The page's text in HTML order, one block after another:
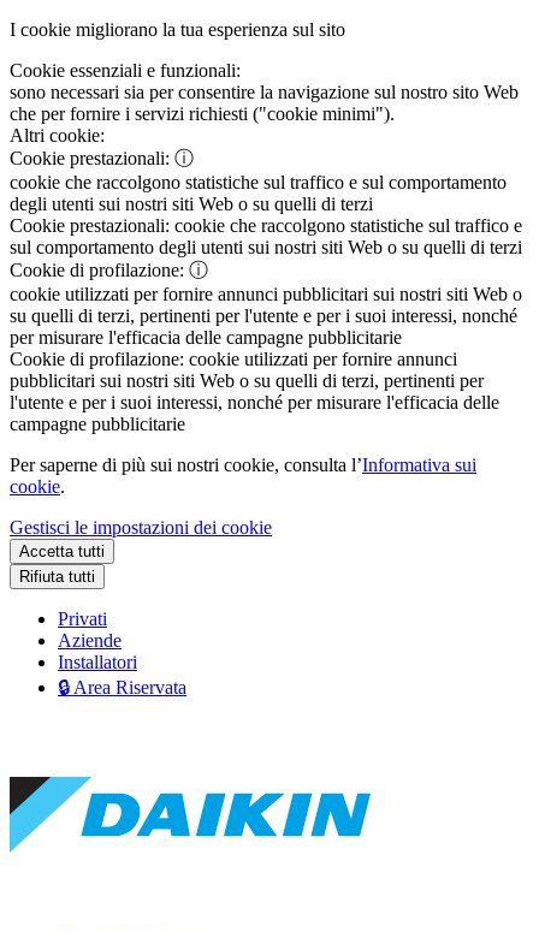
I cookie migliorano la tua esperienza sul sito
Cookie essenziali e funzionali:
sono necessari sia per consentire la navigazione sul nostro sito Web
che per fornire i servizi richiesti ("cookie minimi").
Altri cookie:
Cookie prestazionali: ⓘ
cookie che raccolgono statistiche sul traffico e sul comportamento
degli utenti sui nostri siti Web o su quelli di terzi
Cookie prestazionali: cookie che raccolgono statistiche sul traffico e
sul comportamento degli utenti sui nostri siti Web o su quelli di terzi
Cookie di profilazione: ⓘ
cookie utilizzati per fornire annunci pubblicitari sui nostri siti Web o
su quelli di terzi, pertinenti per l'utente e per i suoi interessi, nonché
per misurare l'efficacia delle campagne pubblicitarie
Cookie di profilazione: cookie utilizzati per fornire annunci
pubblicitari sui nostri siti Web o su quelli di terzi, pertinenti per
l'utente e per i suoi interessi, nonché per misurare l'efficacia delle
campagne pubblicitarie
Per saperne di più sui nostri cookie, consulta l’Informativa sui
cookie.
Gestisci le impostazioni dei cookie
Accetta tutti
Rifiuta tutti
Privati
Aziende
Installatori
🔒 Area Riservata